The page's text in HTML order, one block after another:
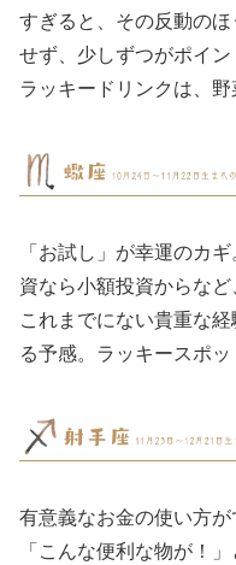
すぎると、その反動の
せず、少しずつがポイン
ラッキードリンクは、野
「お試し」が幸運のカ
資なら小額投資からなど
これまでにない貴重な
る予感。ラッキースポッ
有意義なお金の使い方が
「こんな便利な物が！